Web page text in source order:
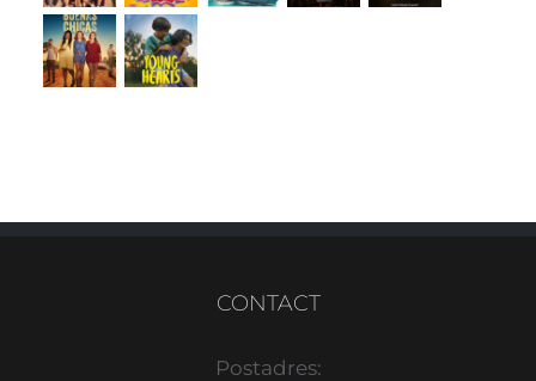
CONTACT
Postadres: